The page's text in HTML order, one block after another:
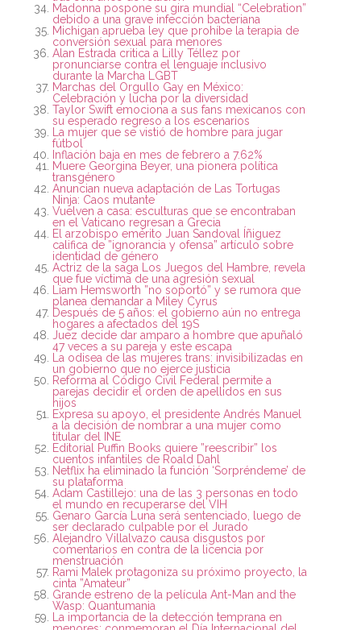
Madonna pospone su gira mundial “Celebration”
debido a una grave infección bacteriana
Michigan aprueba ley que prohíbe la terapia de
conversión sexual para menores
Alan Estrada critica a Lilly Téllez por
pronunciarse contra el lenguaje inclusivo
durante la Marcha LGBT
Marchas del Orgullo Gay en México:
Celebración y lucha por la diversidad
Taylor Swift emociona a sus fans mexicanos con
su esperado regreso a los escenarios
La mujer que se vistió de hombre para jugar
fútbol
Inflación baja en mes de febrero a 7.62%
Muere Georgina Beyer, una pionera política
transgénero
Anuncian nueva adaptación de Las Tortugas
Ninja: Caos mutante
Vuelven a casa: esculturas que se encontraban
en el Vaticano regresan a Grecia
El arzobispo emérito Juan Sandoval Íñiguez
califica de ”ignorancia y ofensa” artículo sobre
identidad de género
Actriz de la saga Los Juegos del Hambre, revela
que fue víctima de una agresión sexual
Liam Hemsworth ”no soportó” y se rumora que
planea demandar a Miley Cyrus
Después de 5 años: el gobierno aún no entrega
hogares a afectados del 19S
Juez decide dar amparo a hombre que apuñaló
47 veces a su pareja y este escapa
La odisea de las mujeres trans: invisibilizadas en
un gobierno que no ejerce justicia
Reforma al Código Civil Federal permite a
parejas decidir el orden de apellidos en sus
hijos
Expresa su apoyo, el presidente Andrés Manuel
a la decisión de nombrar a una mujer como
titular del INE
Editorial Puffin Books quiere ”reescribir” los
cuentos infantiles de Roald Dahl
Netflix ha eliminado la función ‘Sorpréndeme’ de
su plataforma
Adam Castillejo: una de las 3 personas en todo
el mundo en recuperarse del VIH
Genaro García Luna será sentenciado, luego de
ser declarado culpable por el Jurado
Alejandro Villalvazo causa disgustos por
comentarios en contra de la licencia por
menstruación
Rami Malek protagoniza su próximo proyecto, la
cinta ”Amateur”
Grande estreno de la película Ant-Man and the
Wasp: Quantumania
La importancia de la detección temprana en